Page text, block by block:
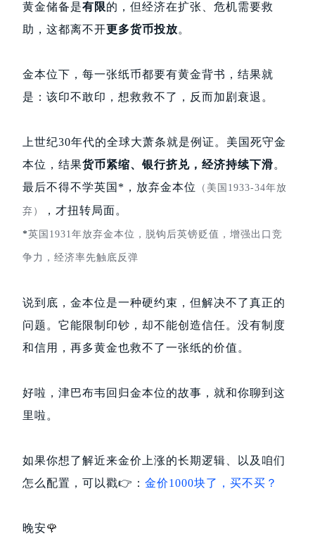
黄金储备是有限的，但经济在扩张、危机需要救
助，这都离不开更多货币投放。
金本位下，每一张纸币都要有黄金背书，结果就
是：该印不敢印，想救救不了，反而加剧衰退。
上世纪30年代的全球大萧条就是例证。美国死守金
本位，结果货币紧缩、银行挤兑，经济持续下滑。
最后不得不学英国*，放弃金本位
（美国1933-34年放
弃） ，才扭转局面。
*英国1931年放弃金本位，脱钩后英镑贬值，增强出口竞
争力，经济率先触底反弹
说到底，金本位是一种硬约束，但解决不了真正的
问题。它能限制印钞，却不能创造信任。没有制度
和信用，再多黄金也救不了一张纸的价值。
好啦，津巴布韦回归金本位的故事，就和你聊到这
里啦。
如果你想了解近来金价上涨的长期逻辑、以及咱们
怎么配置，可以戳👉️： 金价1000块了，买不买？
晚安🌹